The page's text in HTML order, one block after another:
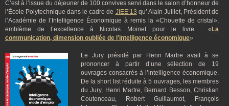
C’est à l’issue du déjeuner de 100 convives servi dans le salon d’honneur de
l’École Polytechnique dans le cadre de JIEE’13 qu’ Alain Juillet, Président de
l’Académie de l’Intelligence Économique à remis la «Chouette de cristal»,
emblème de l’excellence à Nicolas Moinet pour le livre : « La
communication, dimension oubliée de l’intelligence économique»
Le Jury présidé par Henri Martre avait à se
prononcer à partir d’une sélection de 19
ouvrages consacrés à l’intelligence économique.
De la short list réduite à 5 ouvrages, les membres
du Jury, Henri Martre, Bernard Besson, Christian
Coutenceau, Robert Guillaumot, François